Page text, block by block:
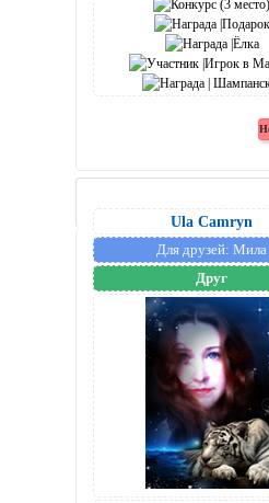
Ula Camryn
Для друзей: Мила
Друг